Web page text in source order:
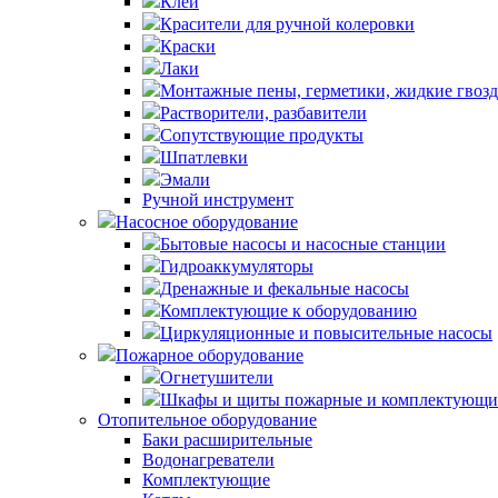
Красители для ручной колеровки
Краски
Лаки
Монтажные пены, герметики, жидкие
Растворители, разбавители
Сопутствующие продукты
Шпатлевки
Эмали
Ручной инструмент
Насосное оборудование
Бытовые насосы и насосные станции
Гидроаккумуляторы
Дренажные и фекальные насосы
Комплектующие к оборудованию
Циркуляционные и повысительные насосы
Пожарное оборудование
Огнетушители
Шкафы и щиты пожарные и
Отопительное оборудование
Баки расширительные
Водонагреватели
Комплектующие